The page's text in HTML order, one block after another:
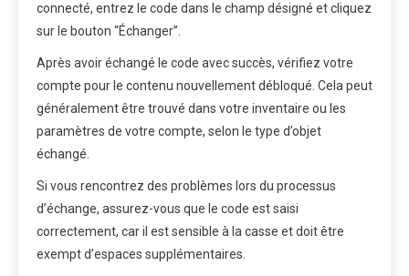
connecté, entrez le code dans le champ désigné et cliquez
sur le bouton “Échanger”.
Après avoir échangé le code avec succès, vérifiez votre
compte pour le contenu nouvellement débloqué. Cela peut
généralement être trouvé dans votre inventaire ou les
paramètres de votre compte, selon le type d’objet
échangé.
Si vous rencontrez des problèmes lors du processus
d’échange, assurez-vous que le code est saisi
correctement, car il est sensible à la casse et doit être
exempt d’espaces supplémentaires.